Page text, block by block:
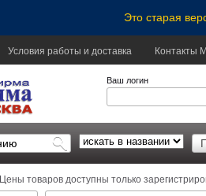
Это старая
Условия работы и доставка Контакты
Ваш логин
Цены товаров доступны только